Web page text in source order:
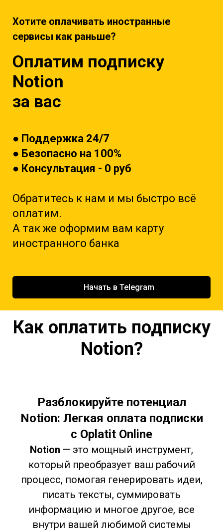
Хотите оплачивать иностранные
сервисы как раньше?
Оплатим подписку
Notion
за вас
● Поддержка 24/7
● Безопасно на 100%
● Консультация - 0 руб
Обратитесь к нам и мы быстро всё
оплатим.
А так же оформим вам карту
иностранного банка
Начать в Telegram
Как оплатить подписку
Notion?
Разблокируйте потенциал
Notion: Легкая оплата подписки
с Oplatit Online
Notion — это мощный инструмент,
который преобразует ваш рабочий
процесс, помогая генерировать идеи,
писать тексты, суммировать
информацию и многое другое, все
внутри вашей любимой системы